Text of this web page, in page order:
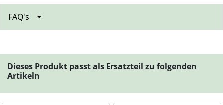
FAQ's
Dieses Produkt passt als Ersatzteil zu folgenden
Artikeln